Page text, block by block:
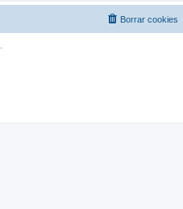
Borrar cookies